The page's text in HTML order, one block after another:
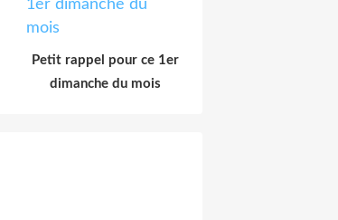
Petit rappel pour ce 1er
dimanche du mois